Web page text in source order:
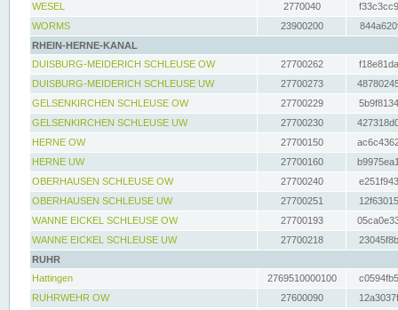
WESEL
2770040
WORMS
23900200
RHEIN-HERNE-KANAL
DUISBURG-MEIDERICH SCHLEUSE OW
27700262
DUISBURG-MEIDERICH SCHLEUSE UW
27700273
GELSENKIRCHEN SCHLEUSE OW
27700229
GELSENKIRCHEN SCHLEUSE UW
27700230
HERNE OW
27700150
HERNE UW
27700160
OBERHAUSEN SCHLEUSE OW
27700240
OBERHAUSEN SCHLEUSE UW
27700251
WANNE EICKEL SCHLEUSE OW
27700193
WANNE EICKEL SCHLEUSE UW
27700218
RUHR
Hattingen
2769510000100
RUHRWEHR OW
27600090